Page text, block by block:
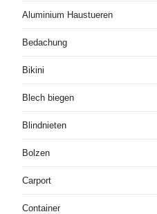
Aluminium Haustueren
Bedachung
Bikini
Blech biegen
Blindnieten
Bolzen
Carport
Container